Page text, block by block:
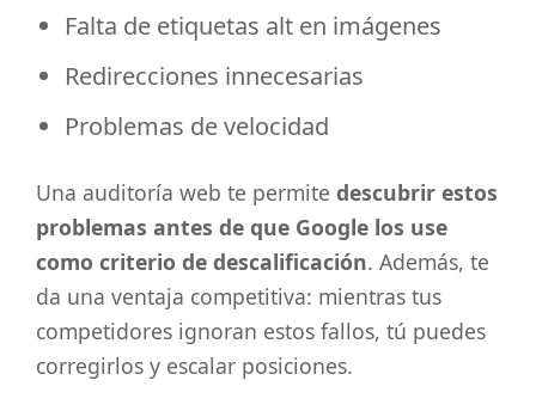
Falta de etiquetas alt en imágenes
Redirecciones innecesarias
Problemas de velocidad
Una auditoría web te permite descubrir estos
problemas antes de que Google los use
como criterio de descalificación. Además, te
da una ventaja competitiva: mientras tus
competidores ignoran estos fallos, tú puedes
corregirlos y escalar posiciones.